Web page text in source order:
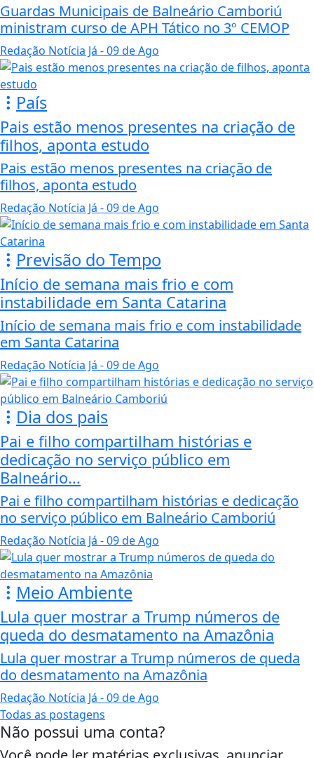
Guardas Municipais de Balneário Camboriú
ministram curso de APH Tático no 3º CEMOP
Redação Notícia Já - 09 de Ago
País
Pais estão menos presentes na criação de
filhos, aponta estudo
Pais estão menos presentes na criação de
filhos, aponta estudo
Redação Notícia Já - 09 de Ago
Previsão do Tempo
Início de semana mais frio e com
instabilidade em Santa Catarina
Início de semana mais frio e com instabilidade
em Santa Catarina
Redação Notícia Já - 09 de Ago
Dia dos pais
Pai e filho compartilham histórias e
dedicação no serviço público em
Balneário...
Pai e filho compartilham histórias e dedicação
no serviço público em Balneário Camboriú
Redação Notícia Já - 09 de Ago
Meio Ambiente
Lula quer mostrar a Trump números de
queda do desmatamento na Amazônia
Lula quer mostrar a Trump números de queda
do desmatamento na Amazônia
Redação Notícia Já - 09 de Ago
Todas as postagens
Não possui uma conta?